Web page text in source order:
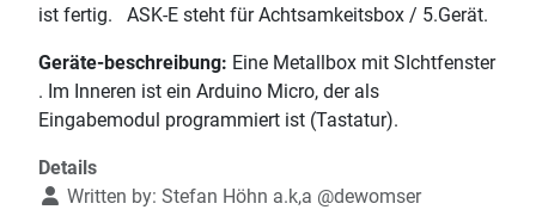
ist fertig. ASK-E steht für Achtsamkeitsbox / 5.Gerät.
Geräte-beschreibung: Eine Metallbox mit SIchtfenster
. Im Inneren ist ein Arduino Micro, der als
Eingabemodul programmiert ist (Tastatur).
Details
Written by: Stefan Höhn a.k,a @dewomser